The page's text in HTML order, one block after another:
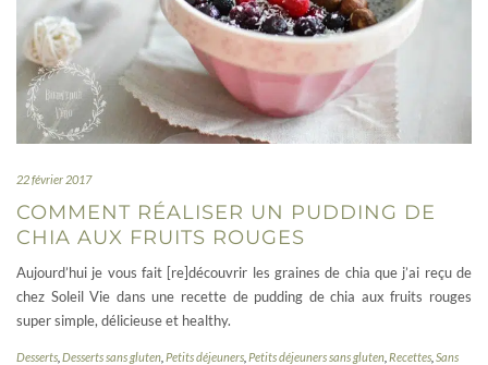
22 février 2017
COMMENT RÉALISER UN PUDDING DE
CHIA AUX FRUITS ROUGES
Aujourd’hui je vous fait [re]découvrir les graines de chia que j’ai reçu de
chez Soleil Vie dans une recette de pudding de chia aux fruits rouges
super simple, délicieuse et healthy.
Desserts Desserts sans gluten Petits déjeuners Petits déjeuners sans gluten Recettes Sans